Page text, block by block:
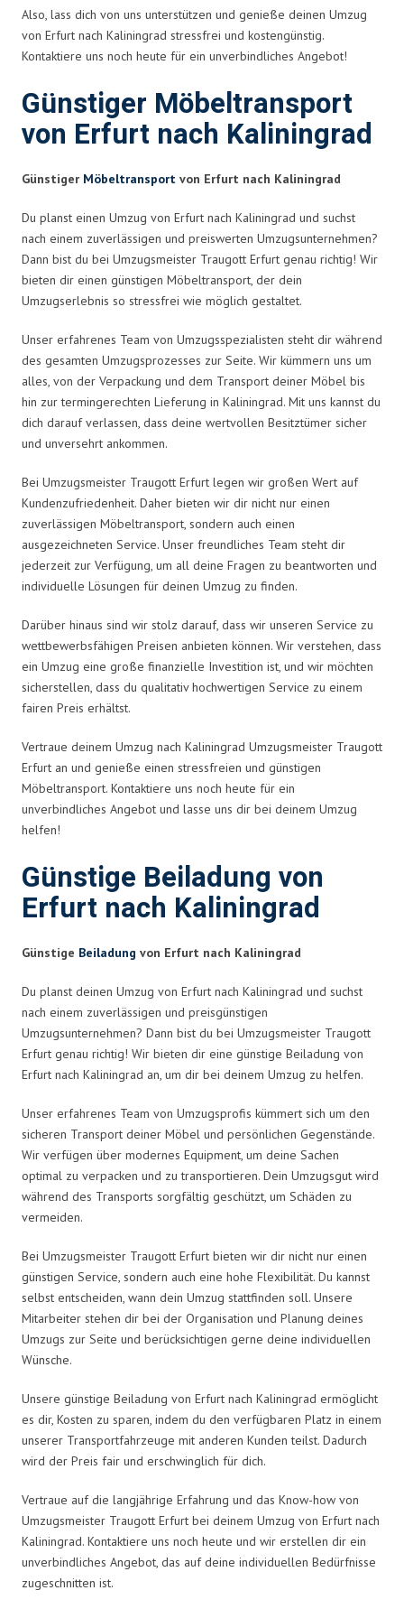
Also, lass dich von uns unterstützen und genieße deinen Umzug
von Erfurt nach Kaliningrad stressfrei und kostengünstig.
Kontaktiere uns noch heute für ein unverbindliches Angebot!
Günstiger Möbeltransport
von Erfurt nach Kaliningrad
Günstiger Möbeltransport von Erfurt nach Kaliningrad
Du planst einen Umzug von Erfurt nach Kaliningrad und suchst
nach einem zuverlässigen und preiswerten Umzugsunternehmen?
Dann bist du bei Umzugsmeister Traugott Erfurt genau richtig! Wir
bieten dir einen günstigen Möbeltransport, der dein
Umzugserlebnis so stressfrei wie möglich gestaltet.
Unser erfahrenes Team von Umzugsspezialisten steht dir während
des gesamten Umzugsprozesses zur Seite. Wir kümmern uns um
alles, von der Verpackung und dem Transport deiner Möbel bis
hin zur termingerechten Lieferung in Kaliningrad. Mit uns kannst du
dich darauf verlassen, dass deine wertvollen Besitztümer sicher
und unversehrt ankommen.
Bei Umzugsmeister Traugott Erfurt legen wir großen Wert auf
Kundenzufriedenheit. Daher bieten wir dir nicht nur einen
zuverlässigen Möbeltransport, sondern auch einen
ausgezeichneten Service. Unser freundliches Team steht dir
jederzeit zur Verfügung, um all deine Fragen zu beantworten und
individuelle Lösungen für deinen Umzug zu finden.
Darüber hinaus sind wir stolz darauf, dass wir unseren Service zu
wettbewerbsfähigen Preisen anbieten können. Wir verstehen, dass
ein Umzug eine große finanzielle Investition ist, und wir möchten
sicherstellen, dass du qualitativ hochwertigen Service zu einem
fairen Preis erhältst.
Vertraue deinem Umzug nach Kaliningrad Umzugsmeister Traugott
Erfurt an und genieße einen stressfreien und günstigen
Möbeltransport. Kontaktiere uns noch heute für ein
unverbindliches Angebot und lasse uns dir bei deinem Umzug
helfen!
Günstige Beiladung von
Erfurt nach Kaliningrad
Günstige Beiladung von Erfurt nach Kaliningrad
Du planst deinen Umzug von Erfurt nach Kaliningrad und suchst
nach einem zuverlässigen und preisgünstigen
Umzugsunternehmen? Dann bist du bei Umzugsmeister Traugott
Erfurt genau richtig! Wir bieten dir eine günstige Beiladung von
Erfurt nach Kaliningrad an, um dir bei deinem Umzug zu helfen.
Unser erfahrenes Team von Umzugsprofis kümmert sich um den
sicheren Transport deiner Möbel und persönlichen Gegenstände.
Wir verfügen über modernes Equipment, um deine Sachen
optimal zu verpacken und zu transportieren. Dein Umzugsgut wird
während des Transports sorgfältig geschützt, um Schäden zu
vermeiden.
Bei Umzugsmeister Traugott Erfurt bieten wir dir nicht nur einen
günstigen Service, sondern auch eine hohe Flexibilität. Du kannst
selbst entscheiden, wann dein Umzug stattfinden soll. Unsere
Mitarbeiter stehen dir bei der Organisation und Planung deines
Umzugs zur Seite und berücksichtigen gerne deine individuellen
Wünsche.
Unsere günstige Beiladung von Erfurt nach Kaliningrad ermöglicht
es dir, Kosten zu sparen, indem du den verfügbaren Platz in einem
unserer Transportfahrzeuge mit anderen Kunden teilst. Dadurch
wird der Preis fair und erschwinglich für dich.
Vertraue auf die langjährige Erfahrung und das Know-how von
Umzugsmeister Traugott Erfurt bei deinem Umzug von Erfurt nach
Kaliningrad. Kontaktiere uns noch heute und wir erstellen dir ein
unverbindliches Angebot, das auf deine individuellen Bedürfnisse
zugeschnitten ist.